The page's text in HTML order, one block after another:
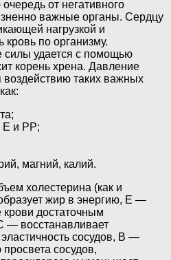
от негативного
важные органы. Сердцу
нагрузкой и
кровь по организму.
силы удается с помощью
корень хрена. Давление
воздействию таких важных
Е и РР;
магний, калий.
холестерина (как и
жир в энергию, Е —
достаточным
— восстанавливает
сосудов, В —
сосудов,